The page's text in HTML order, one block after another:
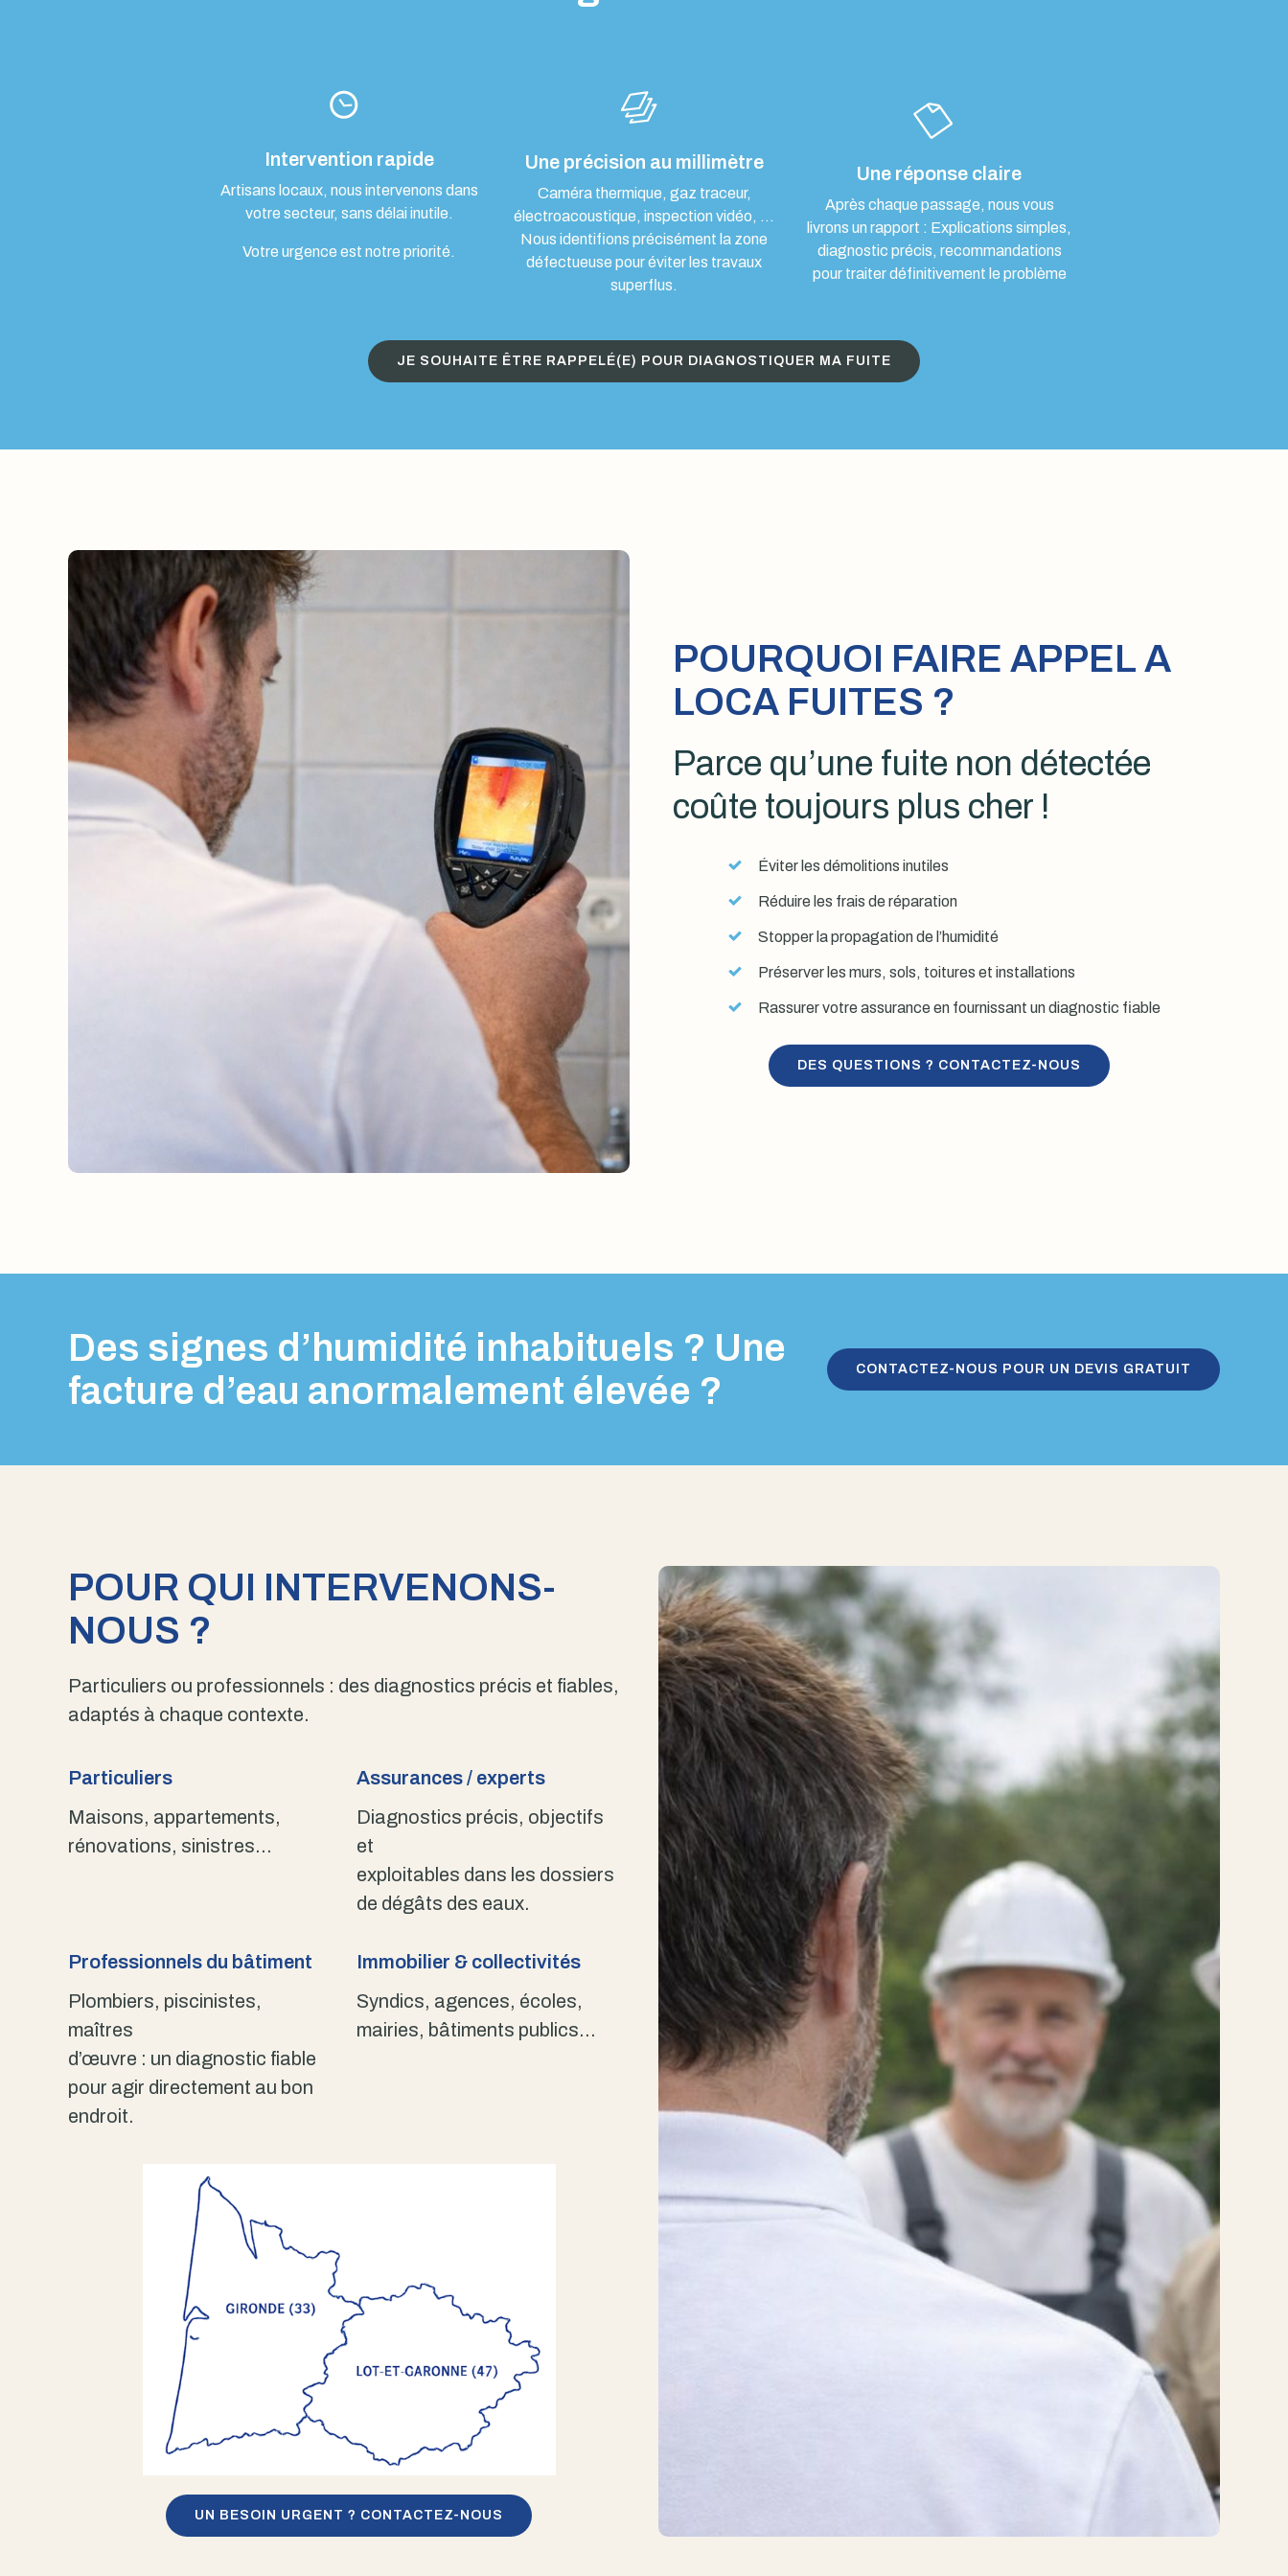
Intervention rapide
Artisans locaux, nous intervenons dans
votre secteur, sans délai inutile.
Votre urgence est notre priorité.
Une précision au millimètre
Caméra thermique, gaz traceur,
électroacoustique, inspection vidéo, …
Nous identifions précisément la zone
défectueuse pour éviter les travaux
superflus.
Une réponse claire
Après chaque passage, nous vous
livrons un rapport : Explications simples,
diagnostic précis, recommandations
pour traiter définitivement le problème
JE SOUHAITE ÊTRE RAPPELÉ(E) POUR DIAGNOSTIQUER MA FUITE
POURQUOI FAIRE APPEL A
LOCA FUITES ?
Parce qu’une fuite non détectée
coûte toujours plus cher !
Éviter les démolitions inutiles
Réduire les frais de réparation
Stopper la propagation de l’humidité
Préserver les murs, sols, toitures et installations
Rassurer votre assurance en fournissant un diagnostic fiable
DES QUESTIONS ? CONTACTEZ-NOUS
Des signes d’humidité inhabituels ? Une
facture d’eau anormalement élevée ?
CONTACTEZ-NOUS POUR UN DEVIS GRATUIT
POUR QUI INTERVENONS-
NOUS ?
Particuliers ou professionnels : des diagnostics précis et fiables,
adaptés à chaque contexte.
Particuliers
Maisons, appartements,
rénovations, sinistres…
Assurances / experts
Diagnostics précis, objectifs
et
exploitables dans les dossiers
de dégâts des eaux.
Professionnels du bâtiment
Plombiers, piscinistes,
maîtres
d’œuvre : un diagnostic fiable
pour agir directement au bon
endroit.
Immobilier & collectivités
Syndics, agences, écoles,
mairies, bâtiments publics…
UN BESOIN URGENT ? CONTACTEZ-NOUS